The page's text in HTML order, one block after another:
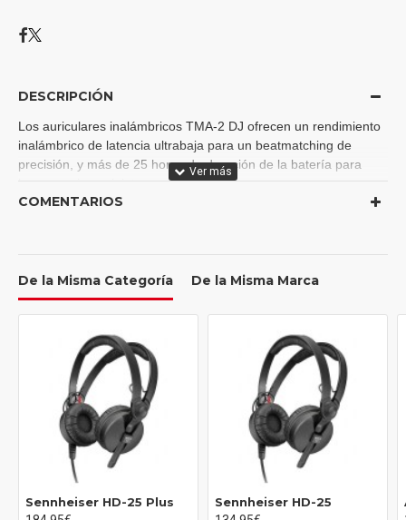
DESCRIPCIÓN
Los auriculares inalámbricos TMA-2 DJ ofrecen un rendimiento
inalámbrico de latencia ultrabaja para un beatmatching de
precisión, y más de 25 horas de duración de la batería para
largas sesiones ininterrumpidas.
profesionales durante más de una década.
gran aislamiento acústico, estos auriculares ofrecen un gran
rendimiento incluso en entornos ruidosos
Caracteristicas:
- Diámetro del controlador: 40 mm
- Impedancia: 32 ohmios
- Diafragma: Biocelulosa
- Sensibilidad: 97 dB a 1 mW
- Potencia nominal: 40 mW
COMENTARIOS
De la Misma Categoría De la Misma Marca
Sennheiser HD-25 Plus
Sennheiser HD-25